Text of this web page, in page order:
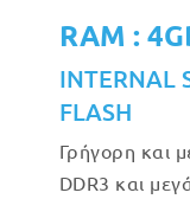
RAM :
INTERNAL
FLASH
Γρήγορη και
DDR3 και